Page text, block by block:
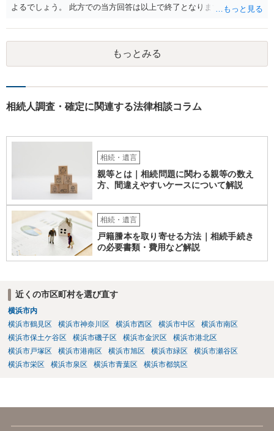
よるでしょう。 此方での当方回答は以上で終了となりますが、参考に
もっとみる
相続人調査・確定に関連する法律相談コラム
相続・遺言
親等とは｜相続問題に関わる親等の数え
方、間違えやすいケースについて解説
相続・遺言
戸籍謄本を取り寄せる方法｜相続手続き
の必要書類・費用など解説
近くの市区町村を選び直す
横浜市内
横浜市鶴見区
横浜市神奈川区 横浜市西区 横浜市中区
横浜市南区
横浜市保土ケ谷区
横浜市磯子区 横浜市金沢区
横浜市港北区
横浜市戸塚区
横浜市港南区 横浜市旭区 横浜市緑区
横浜市瀬谷区
横浜市栄区
横浜市泉区 横浜市青葉区 横浜市都筑区